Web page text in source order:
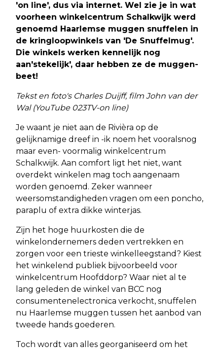
'on line', dus via internet. Wel zie je in wat
voorheen winkelcentrum Schalkwijk werd
genoemd Haarlemse muggen snuffelen in
de kringloopwinkels van 'De Snuffelmug'.
Die winkels werken kennelijk nog
aan'stekelijk', daar hebben ze de muggen-
beet!
Tekst en foto's Charles Duijff, film John van der
Wal (YouTube 023TV-on line)
Je waant je niet aan de Rivièra op de
gelijknamige dreef in -ik noem het vooralsnog
maar even- voormalig winkelcentrum
Schalkwijk. Aan comfort ligt het niet, want
overdekt winkelen mag toch aangenaam
worden genoemd. Zeker wanneer
weersomstandigheden vragen om een poncho,
paraplu of extra dikke winterjas.
Zijn het hoge huurkosten die de
winkelondernemers deden vertrekken en
zorgen voor een trieste winkelleegstand? Kiest
het winkelend publiek bijvoorbeeld voor
winkelcentrum Hoofddorp? Waar niet al te
lang geleden de winkel van BCC nog
consumentenelectronica verkocht, snuffelen
nu Haarlemse muggen tussen het aanbod van
tweede hands goederen.
Toch wordt van alles georganiseerd om het